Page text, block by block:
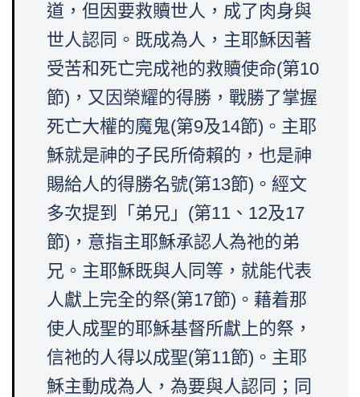
道，但因要救贖世人，成了肉身與
世人認同。既成為人，主耶穌因著
受苦和死亡完成祂的救贖使命(第10
節)，又因榮耀的得勝，戰勝了掌握
死亡大權的魔鬼(第9及14節)。主耶
穌就是神的子民所倚賴的，也是神
賜給人的得勝名號(第13節)。經文
多次提到「弟兄」(第11、12及17
節)，意指主耶穌承認人為祂的弟
兄。主耶穌既與人同等，就能代表
人獻上完全的祭(第17節)。藉着那
使人成聖的耶穌基督所獻上的祭，
信祂的人得以成聖(第11節)。主耶
穌主動成為人，為要與人認同；同